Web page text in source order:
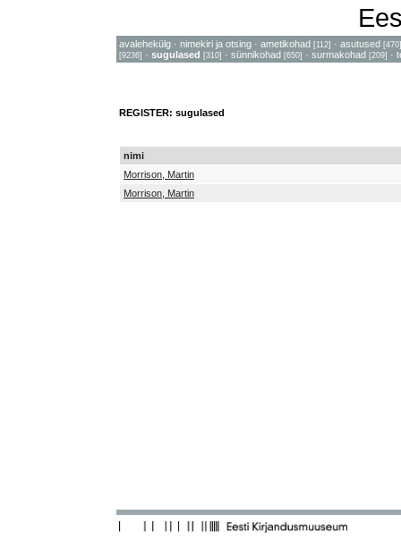
avalehekülg · nimekiri ja otsing · ametikohad [112] · asutused [470]
[9236] · sugulased [310] · sünnikohad [650] · surmakohad [209] ·
REGISTER: sugulased
nimi
Morrison, Martin
Morrison, Martin